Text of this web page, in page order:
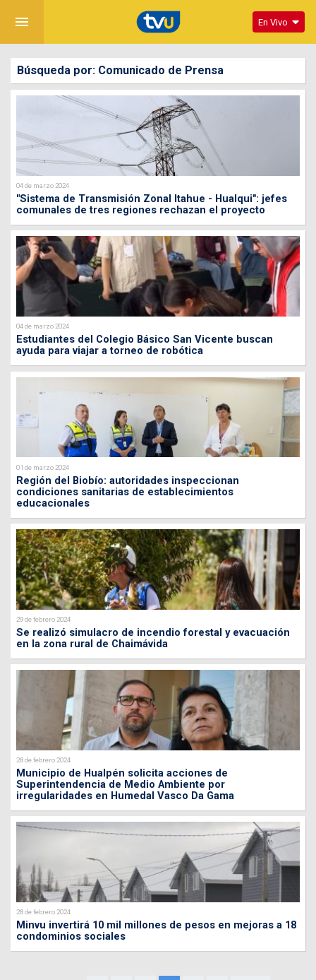
menu En Vivo
Búsqueda por: Comunicado de Prensa
04 de marzo 2024
"Sistema de Transmisión Zonal Itahue - Hualqui": jefes
comunales de tres regiones rechazan el proyecto
04 de marzo 2024
Estudiantes del Colegio Básico San Vicente buscan
ayuda para viajar a torneo de robótica
01 de marzo 2024
Región del Biobío: autoridades inspeccionan
condiciones sanitarias de establecimientos
educacionales
29 de febrero 2024
Se realizó simulacro de incendio forestal y evacuación
en la zona rural de Chaimávida
28 de febrero 2024
Municipio de Hualpén solicita acciones de
Superintendencia de Medio Ambiente por
irregularidades en Humedal Vasco Da Gama
28 de febrero 2024
Minvu invertirá 10 mil millones de pesos en mejoras a 18
condominios sociales